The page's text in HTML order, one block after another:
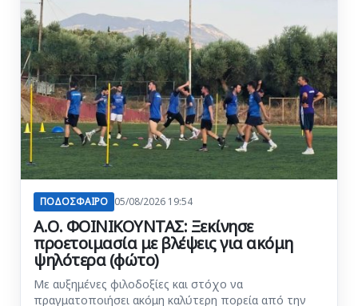
ΠΟΔΟΣΦΑΙΡΟ 05/08/2026 19:54
Α.Ο. ΦΟΙΝΙΚΟΥΝΤΑΣ: Ξεκίνησε
προετοιμασία με βλέψεις για ακόμη
ψηλότερα (φώτο)
Με αυξημένες φιλοδοξίες και στόχο να
πραγματοποιήσει ακόμη καλύτερη πορεία από την